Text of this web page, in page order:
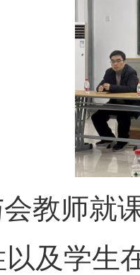
教师就
及学生